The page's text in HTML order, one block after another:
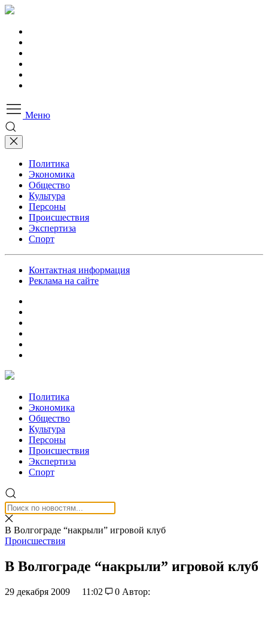
Меню
Политика
Экономика
Общество
Культура
Персоны
Происшествия
Экспертиза
Спорт
Контактная информация
Реклама на сайте
Политика
Экономика
Общество
Культура
Персоны
Происшествия
Экспертиза
Спорт
В Волгограде “накрыли” игровой клуб
Происшествия
В Волгограде “накрыли” игровой клуб
29 декабря 2009 11:02 0 Автор: